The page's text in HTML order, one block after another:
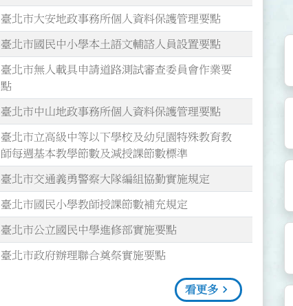
臺北市大安地政事務所個人資料保護管理要點
臺北市國民中小學本土語文輔諮人員設置要點
臺北市無人載具申請道路測試審查委員會作業要
點
臺北市中山地政事務所個人資料保護管理要點
臺北市立高級中等以下學校及幼兒園特殊教育教
師每週基本教學節數及減授課節數標準
臺北市交通義勇警察大隊編組協勤實施規定
臺北市國民小學教師授課節數補充規定
臺北市公立國民中學進修部實施要點
臺北市政府辦理聯合奠祭實施要點
看更多